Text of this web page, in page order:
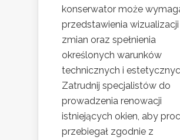
konserwator może
przedstawienia wizualizacji
zmian oraz spełnienia
określonych warunków
technicznych i
Zatrudnij specjalistów do
prowadzenia renowacji
istniejących okien, aby
przebiegał zgodnie z